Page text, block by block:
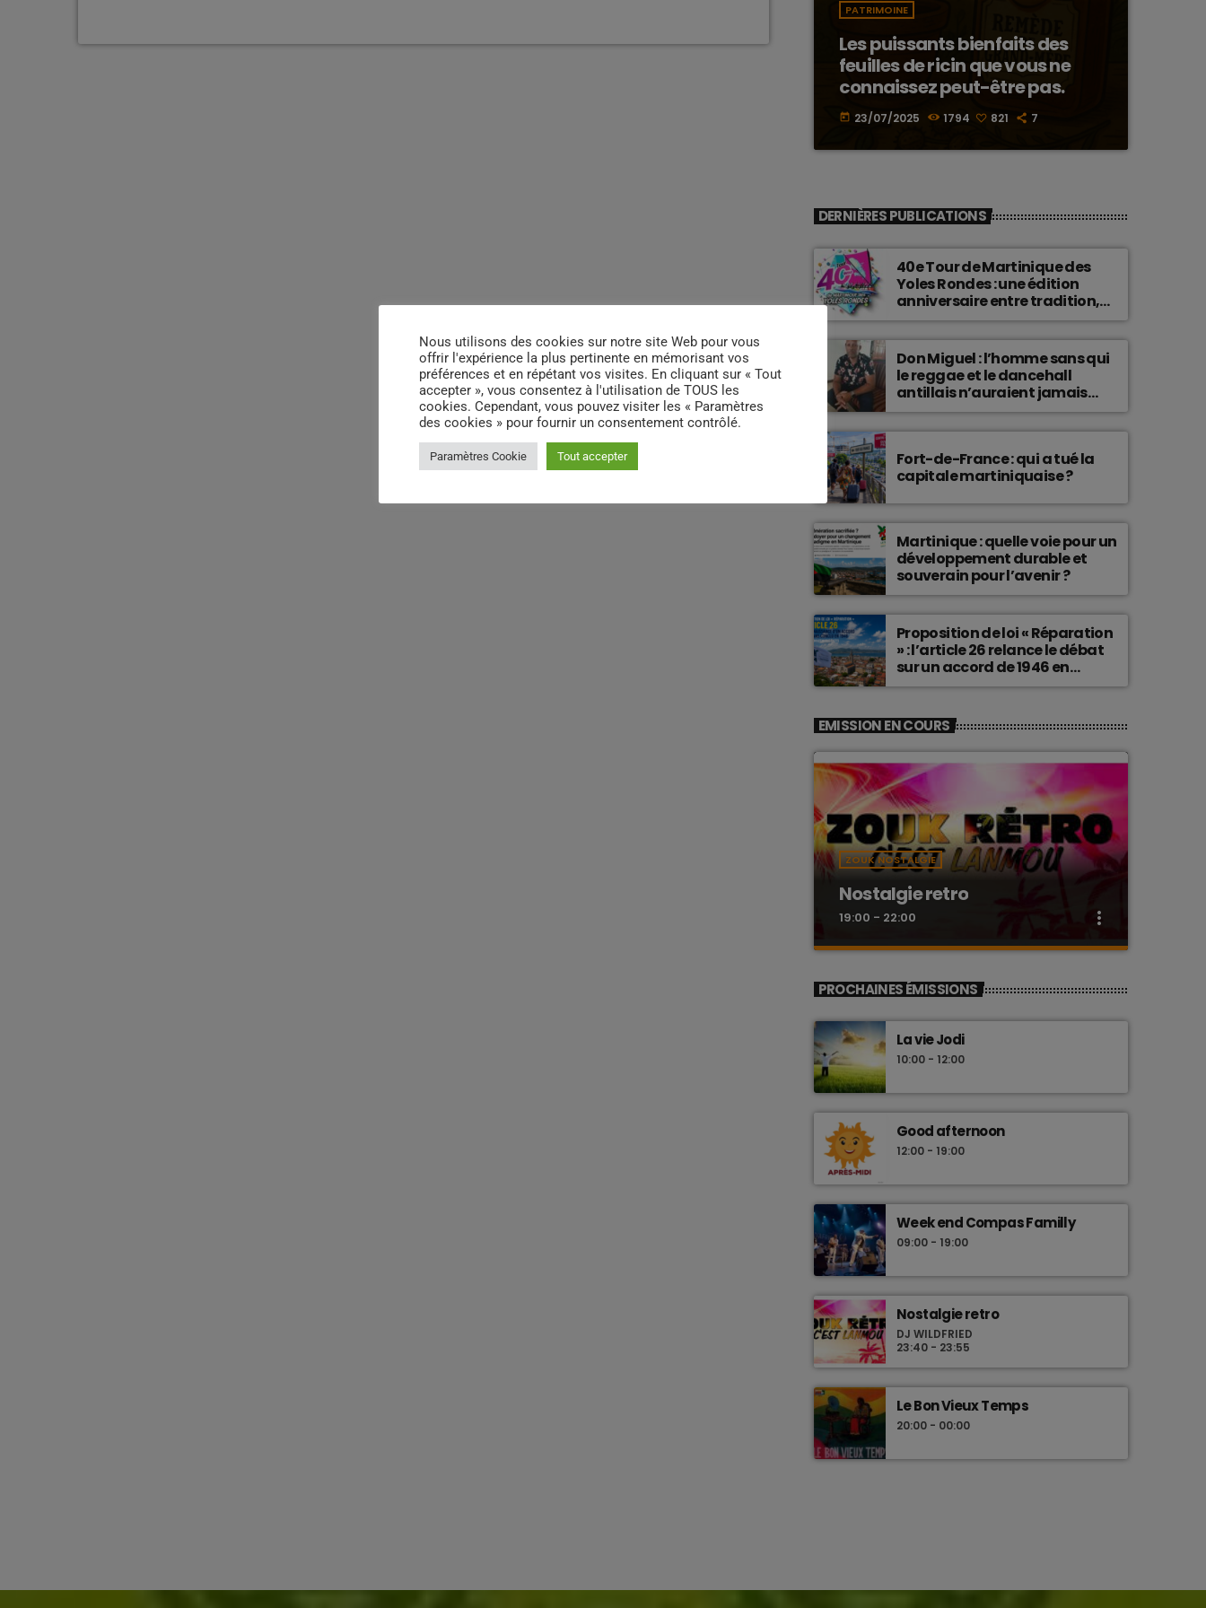
PATRIMOINE
Les puissants bienfaits des
feuilles de ricin que vous ne
connaissez peut-être pas.
today 23/07/2025 1794 821 7
DERNIÈRES PUBLICATIONS
40e Tour de Martinique des
Yoles Rondes : une édition
anniversaire entre tradition,
passion et fierté
martiniquaise.
Don Miguel : l’homme sans qui
le reggae et le dancehall
antillais n’auraient jamais
connu une telle histoire.
Fort-de-France : qui a tué la
capitale martiniquaise ?
Martinique : quelle voie pour un
développement durable et
souverain pour l’avenir ?
Proposition de loi « Réparation
» : l’article 26 relance le débat
sur un accord de 1946 en
Martinique
EMISSION EN COURS
ZOUK NOSTALGIE
Nostalgie retro
19:00 - 22:00 more_vert
Nostalgie retro
Les plus beaux Zouk des années 80
PROCHAINES ÉMISSIONS
La vie Jodi
10:00 - 12:00
Good afternoon
12:00 - 19:00
Week end Compas Familly
09:00 - 19:00
Nostalgie retro
DJ WILDFRIED
23:40 - 23:55
Le Bon Vieux Temps
20:00 - 00:00
Nous utilisons des cookies sur notre site Web pour vous
offrir l'expérience la plus pertinente en mémorisant vos
préférences et en répétant vos visites. En cliquant sur « Tout
accepter », vous consentez à l'utilisation de TOUS les
cookies. Cependant, vous pouvez visiter les « Paramètres
des cookies » pour fournir un consentement contrôlé.
Paramètres Cookie Tout accepter